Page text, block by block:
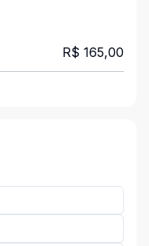
R$ 165,00